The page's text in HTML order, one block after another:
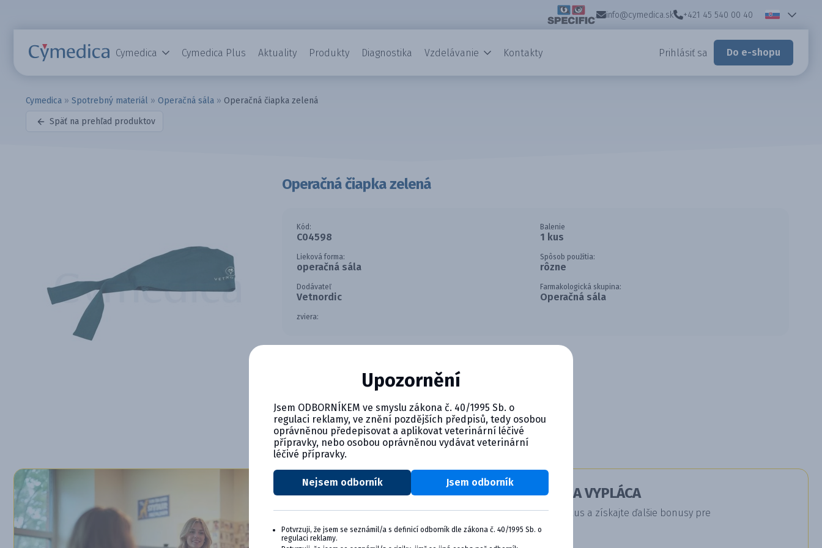
info@cymedica.sk +421 45 540 00 40
Cymedica Cymedica Plus Aktuality Produkty Diagnostika Vzdelávanie Kontakty Prihlásiť sa Do e-shopu
Cymedica » Spotrebný materiál » Operačná sála » Operačná čiapka zelená
Späť na prehľad produktov
Operačná čiapka zelená
Kód:
C04598
Balenie
1 kus
Lieková forma:
operačná sála
Spôsob použitia:
rôzne
Dodávateľ
Vetnordic
Farmakologická skupina:
Operačná sála
zviera:
CYMEDICA PLUS: VERNOSŤ, KTORÁ SA VYPLÁCA
Zapojte sa do vernostného programu Cymedica Plus a získajte ďalšie bonusy pre
svoju veterinárnu prax, vzdelávanie a pohodu.
Upozornění
Jsem ODBORNÍKEM ve smyslu zákona č. 40/1995 Sb. o
regulaci reklamy, ve znění pozdějších předpisů, tedy osobou
oprávněnou předepisovat a aplikovat veterinární léčivé
přípravky, nebo osobou oprávněnou vydávat veterinární
léčivé přípravky.
Nejsem odborník Jsem odborník
Potvrzuji, že jsem se seznámil/a s definicí odborník dle zákona č. 40/1995 Sb. o
regulaci reklamy.